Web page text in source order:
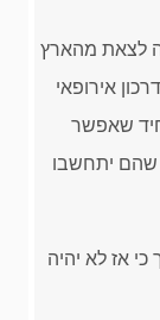
לצאת מהארץ
אירופאי
שאפשר
שהם יתחשבו
אז לא יהיה